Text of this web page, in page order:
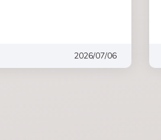
2026/07/06